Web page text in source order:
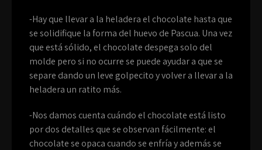
-Hay que llevar a la heladera el chocolate hasta que
se solidifique la forma del huevo de Pascua. Una vez
que está sólido, el chocolate despega solo del
molde pero si no ocurre se puede ayudar a que se
separe dando un leve golpecito y volver a llevar a la
heladera un ratito más.
-Nos damos cuenta cuándo el chocolate está listo
por dos detalles que se observan fácilmente: el
chocolate se opaca cuando se enfrí­a y además se